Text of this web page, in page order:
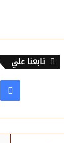
تابعنا علي